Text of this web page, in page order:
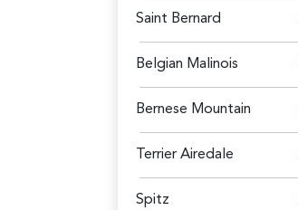
Saint Bernard
Belgian Malinois
Bernese Mountain
Terrier Airedale
Spitz